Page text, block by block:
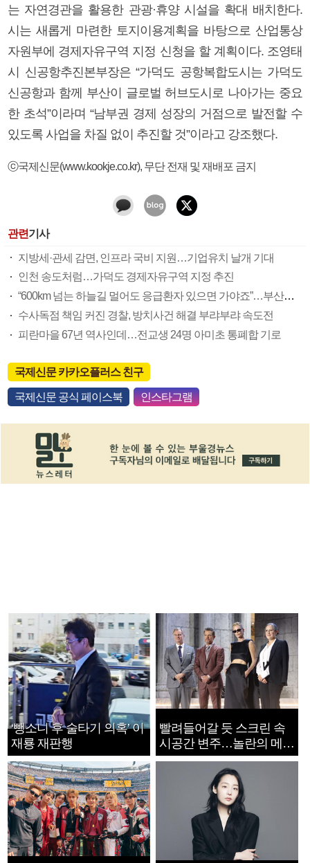
는 자연경관을 활용한 관광·휴양 시설을 확대 배치한다.
시는 새롭게 마련한 토지이용계획을 바탕으로 산업통상
자원부에 경제자유구역 지정 신청을 할 계획이다. 조영태
시 신공항추진본부장은 “가덕도 공항복합도시는 가덕도
신공항과 함께 부산이 글로벌 허브도시로 나아가는 중요
한 초석”이라며 “남부권 경제 성장의 거점으로 발전할 수
있도록 사업을 차질 없이 추진할 것”이라고 강조했다.
ⓒ국제신문(www.kookje.co.kr), 무단 전재 및 재배포 금지
관련기사
지방세·관세 감면, 인프라 국비 지원…기업유치 날개 기대
인천 송도처럼…가덕도 경제자유구역 지정 추진
“600km 넘는 하늘길 멀어도 응급환자 있으면 가야죠”…부산소방항공대 활약상 눈길
수사독점 책임 커진 경찰, 방치사건 해결 부랴부랴 속도전
피란마을 67년 역사인데…전교생 24명 아미초 통폐합 기로
국제신문 카카오플러스 친구
국제신문 공식 페이스북 인스타그램
‘뺑소니 후 술타기 의혹’ 이
재룡 재판행
빨려들어갈 듯 스크린 속
시공간 변주…놀란의 메시
지는 ‘전쟁 속죄’